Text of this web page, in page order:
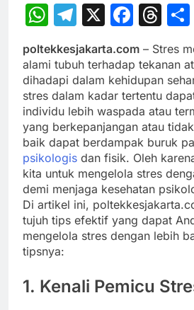
WhatsApp
Telegram
X
poltekkesjakarta.com – Stres
alami tubuh terhadap tekanan
dihadapi dalam kehidupan
stres dalam kadar tertentu
individu lebih waspada atau
yang berkepanjangan atau
baik dapat berdampak buruk
psikologis dan fisik. Oleh
kita untuk mengelola stres
demi menjaga kesehatan
Di artikel ini,
tujuh tips efektif yang dapat
mengelola stres dengan lebih
tipsnya:
1. Kenali Pemicu